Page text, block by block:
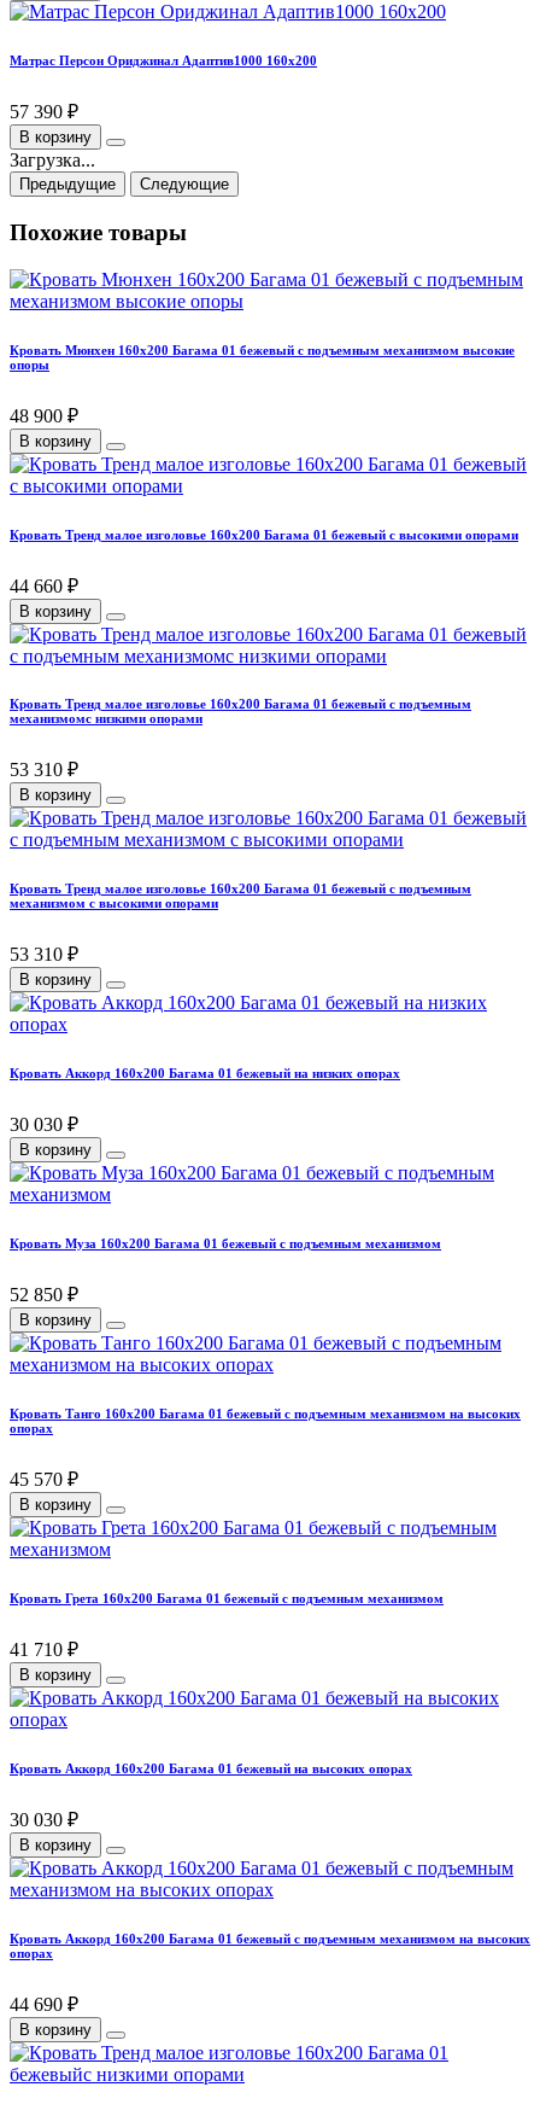
Матрас Персон Ориджинал Адаптив1000 160х200
57 390 ₽
В корзину
Загрузка...
Предыдущие Следующие
Похожие товары
Кровать Мюнхен 160х200 Багама 01 бежевый с подъемным механизмом высокие
опоры
48 900 ₽
В корзину
Кровать Тренд малое изголовье 160х200 Багама 01 бежевый с высокими опорами
44 660 ₽
В корзину
Кровать Тренд малое изголовье 160х200 Багама 01 бежевый с подъемным
механизмомс низкими опорами
53 310 ₽
В корзину
Кровать Тренд малое изголовье 160х200 Багама 01 бежевый с подъемным
механизмом с высокими опорами
53 310 ₽
В корзину
Кровать Аккорд 160х200 Багама 01 бежевый на низких опорах
30 030 ₽
В корзину
Кровать Муза 160х200 Багама 01 бежевый с подъемным механизмом
52 850 ₽
В корзину
Кровать Танго 160х200 Багама 01 бежевый с подъемным механизмом на высоких
опорах
45 570 ₽
В корзину
Кровать Грета 160х200 Багама 01 бежевый с подъемным механизмом
41 710 ₽
В корзину
Кровать Аккорд 160х200 Багама 01 бежевый на высоких опорах
30 030 ₽
В корзину
Кровать Аккорд 160х200 Багама 01 бежевый с подъемным механизмом на высоких
опорах
44 690 ₽
В корзину